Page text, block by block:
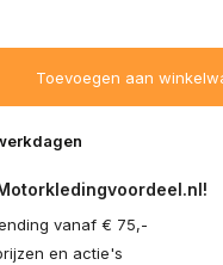
Toevoegen aan
vanaf € 75,-
en actie's